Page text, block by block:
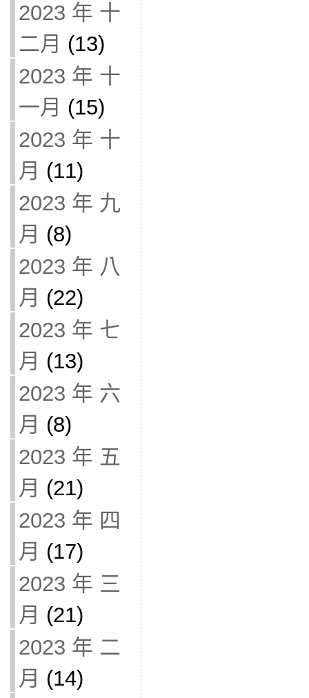
2023 年 十
二月 (13)
2023 年 十
一月 (15)
2023 年 十
月 (11)
2023 年 九
月 (8)
2023 年 八
月 (22)
2023 年 七
月 (13)
2023 年 六
月 (8)
2023 年 五
月 (21)
2023 年 四
月 (17)
2023 年 三
月 (21)
2023 年 二
月 (14)